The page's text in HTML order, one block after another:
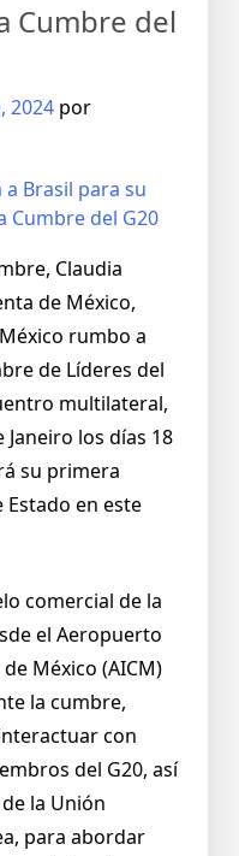
Cumbre del
2024 por
Claudia
de México,
rumbo a
de Líderes del
multilateral,
los días 18
su primera
en este
comercial de la
el Aeropuerto
México (AICM)
la cumbre,
con
del G20, así
la Unión
para abordar